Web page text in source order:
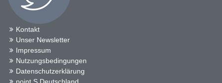
Kontakt
Unser Newsletter
Impressum
Nutzungsbedingungen
Datenschutzerklärung
point S Deutschland